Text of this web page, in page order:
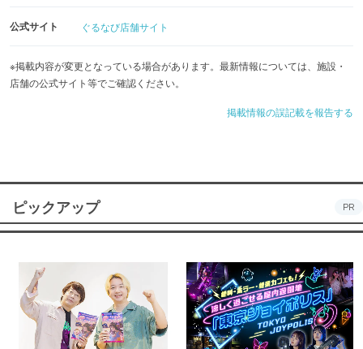
公式サイト ぐるなび店舗サイト
※掲載内容が変更となっている場合があります。最新情報については、施設・
店舗の公式サイト等でご確認ください。
掲載情報の誤記載を報告する
ピックアップ PR